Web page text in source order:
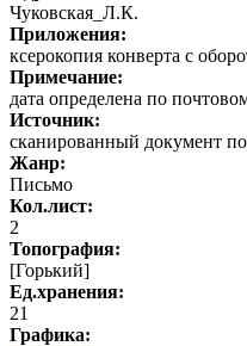
Чуковская_Л.К.
Приложения:
ксерокопия конверта с
Примечание:
дата определена по
Источник:
сканированный документ
Жанр:
Письмо
Кол.лист:
2
Топография:
[Горький]
Ед.хранения:
21
Графика: